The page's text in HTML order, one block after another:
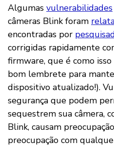
Algumas vulnerabilidades
câmeras Blink foram
encontradas por
corrigidas rapidamente
firmware, que é como
bom lembrete para
dispositivo atualizado!).
segurança que podem
sequestrem sua câmera,
Blink, causam
preocupação com